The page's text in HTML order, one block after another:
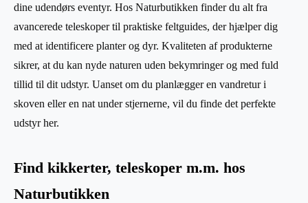
dine udendørs eventyr. Hos Naturbutikken finder du alt fra
avancerede teleskoper til praktiske feltguides, der hjælper dig
med at identificere planter og dyr. Kvaliteten af produkterne
sikrer, at du kan nyde naturen uden bekymringer og med fuld
tillid til dit udstyr. Uanset om du planlægger en vandretur i
skoven eller en nat under stjernerne, vil du finde det perfekte
udstyr her.
Find kikkerter, teleskoper m.m. hos
Naturbutikken